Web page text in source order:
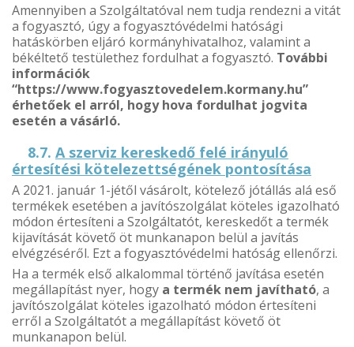
Amennyiben a Szolgáltatóval nem tudja rendezni a vitát
a fogyasztó, úgy a fogyasztóvédelmi hatósági
hatáskörben eljáró kormányhivatalhoz, valamint a
békéltető testülethez fordulhat a fogyasztó. További
információk
“https://www.fogyasztovedelem.kormany.hu”
érhetőek el arról, hogy hova fordulhat jogvita
esetén a vásárló.
8.7. A szerviz kereskedő felé irányuló
értesítési kötelezettségének pontosítása
A 2021. január 1-jétől vásárolt, kötelező jótállás alá eső
termékek esetében a javítószolgálat köteles igazolható
módon értesíteni a Szolgáltatót, kereskedőt a termék
kijavítását követő öt munkanapon belül a javítás
elvégzéséről. Ezt a fogyasztóvédelmi hatóság ellenőrzi.
Ha a termék első alkalommal történő javítása esetén
megállapítást nyer, hogy a termék nem javítható, a
javítószolgálat köteles igazolható módon értesíteni
erről a Szolgáltatót a megállapítást követő öt
munkanapon belül.